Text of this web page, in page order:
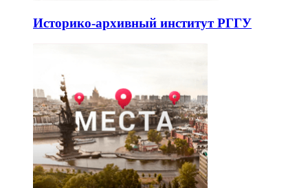
Историко-архивный институт РГГУ